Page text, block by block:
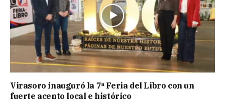
Virasoro inauguró la 7ª Feria del Libro con un
fuerte acento local e histórico